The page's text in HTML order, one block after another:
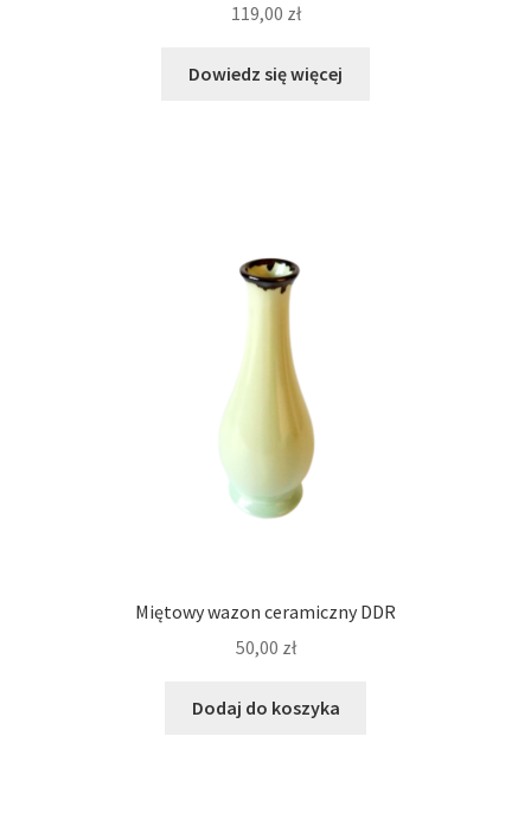
119,00 zł
Dowiedz się więcej
Miętowy wazon ceramiczny DDR
50,00 zł
Dodaj do koszyka